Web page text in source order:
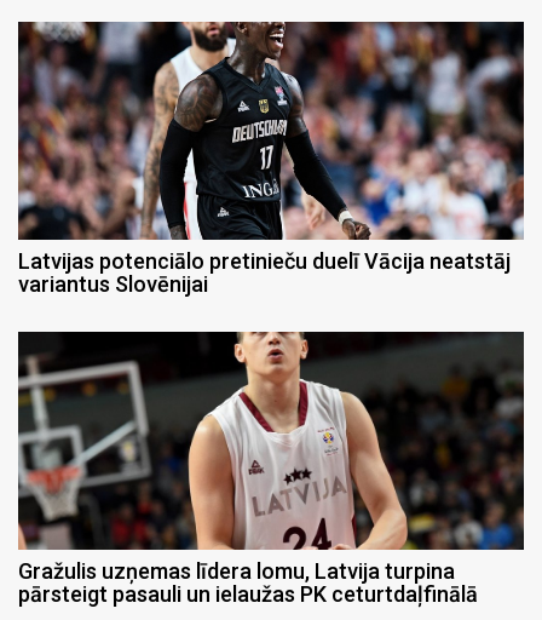
Latvijas potenciālo pretinieču duelī Vācija neatstāj
variantus Slovēnijai
Gražulis uzņemas līdera lomu, Latvija turpina
pārsteigt pasauli un ielaužas PK ceturtdaļfinālā